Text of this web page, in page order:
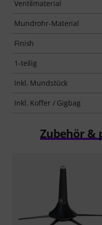
Ventilmaterial
Mundrohr-Material
Finish
1-teilig
Inkl. Mundstück
Inkl. Koffer / Gigbag
Zubehör &